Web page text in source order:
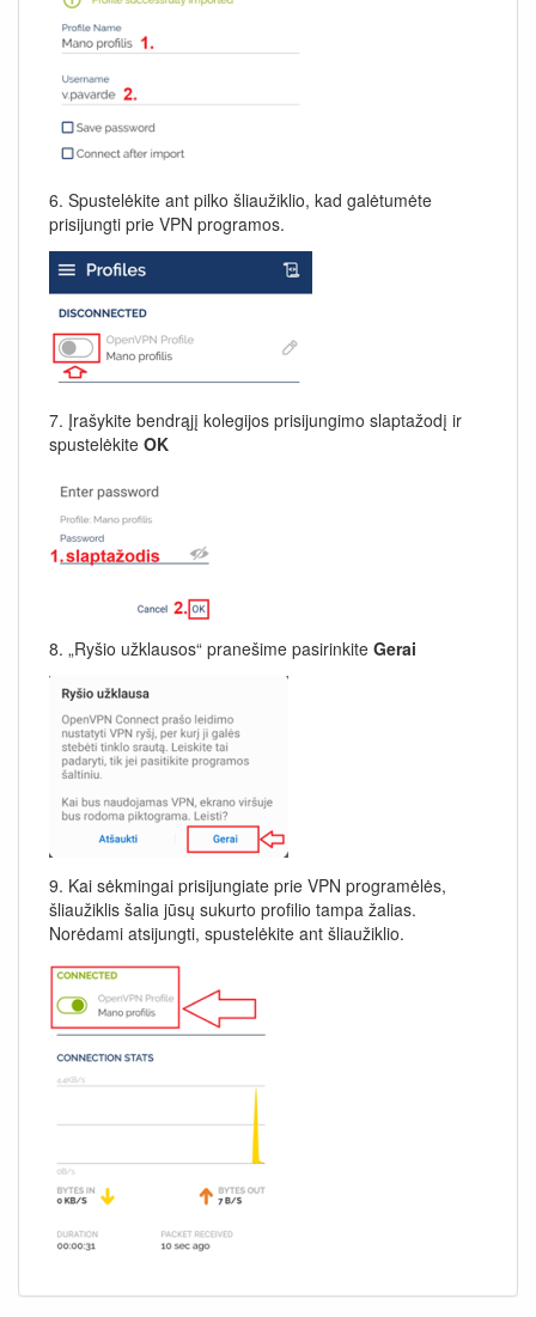
6. Spustelėkite ant pilko šliaužiklio, kad galėtumėte
prisijungti prie VPN programos.
7. Įrašykite bendrąjį kolegijos prisijungimo slaptažodį ir
spustelėkite OK
8. „Ryšio užklausos“ pranešime pasirinkite Gerai
9. Kai sėkmingai prisijungiate prie VPN programėlės,
šliaužiklis šalia jūsų sukurto profilio tampa žalias.
Norėdami atsijungti, spustelėkite ant šliaužiklio.